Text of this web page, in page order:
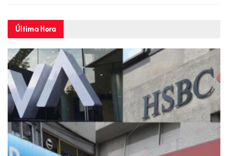
Última Hora